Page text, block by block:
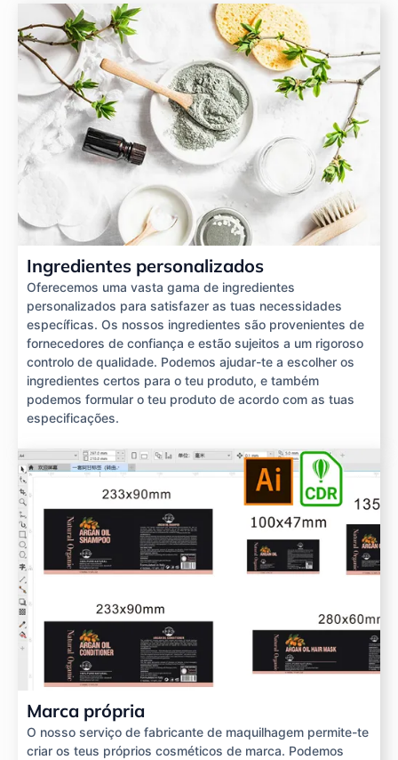
Ingredientes personalizados
Oferecemos uma vasta gama de ingredientes
personalizados para satisfazer as tuas necessidades
específicas. Os nossos ingredientes são provenientes de
fornecedores de confiança e estão sujeitos a um rigoroso
controlo de qualidade. Podemos ajudar-te a escolher os
ingredientes certos para o teu produto, e também
podemos formular o teu produto de acordo com as tuas
especificações.
Marca própria
O nosso serviço de fabricante de maquilhagem permite-te
criar os teus próprios cosméticos de marca. Podemos